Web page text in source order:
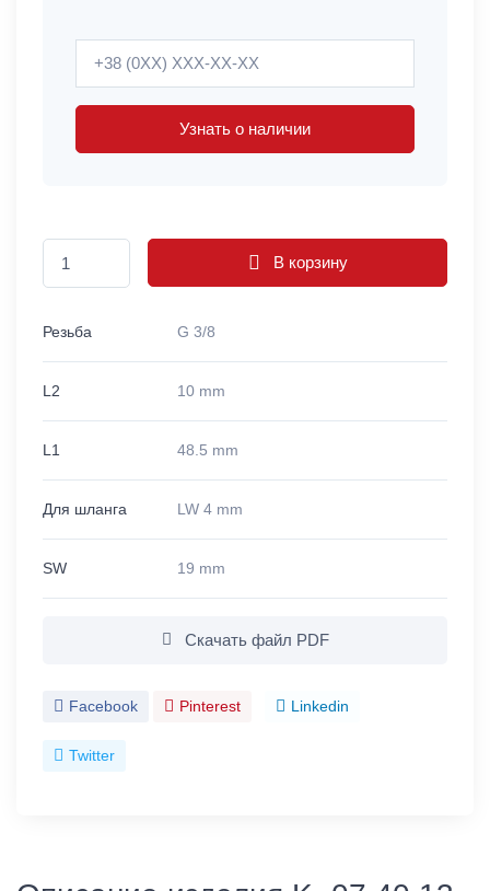
Узнать о наличии
В корзину
Резьба G 3/8
L2 10 mm
L1 48.5 mm
Для шланга LW 4 mm
SW 19 mm
Скачать файл PDF
Facebook Pinterest Linkedin
Twitter